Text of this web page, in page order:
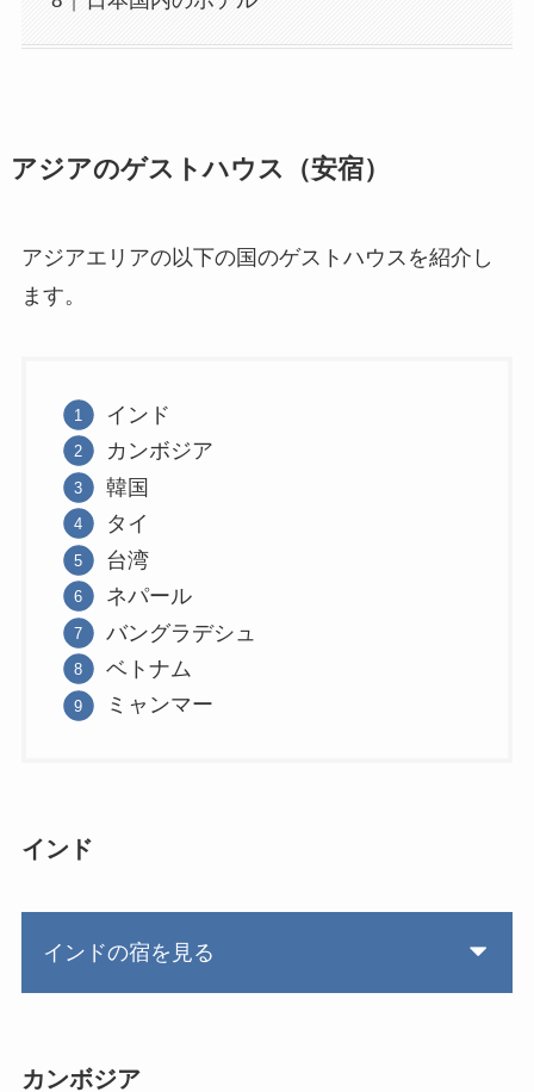
アジアのゲストハウス（安宿）
アジアエリアの以下の国のゲストハウスを紹介し
ます。
インド
カンボジア
韓国
タイ
台湾
ネパール
バングラデシュ
ベトナム
ミャンマー
インド
インドの宿を見る
カンボジア